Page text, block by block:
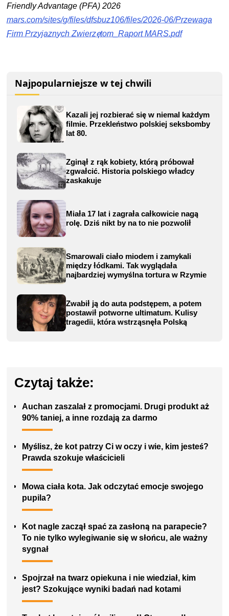
Friendly Advantage (PFA) 2026
mars.com/sites/g/files/dfsbuz106/files/2026-06/Przewaga
Firm Przyjaznych Zwierzętom_Raport MARS.pdf
Najpopularniejsze w tej chwili
Kazali jej rozbierać się w niemal każdym
filmie. Przekleństwo polskiej seksbomby
lat 80.
Zginął z rąk kobiety, którą próbował
zgwałcić. Historia polskiego władcy
zaskakuje
Miała 17 lat i zagrała całkowicie nagą
rolę. Dziś nikt by na to nie pozwolił
Smarowali ciało miodem i zamykali
między łódkami. Tak wyglądała
najbardziej wymyślna tortura w Rzymie
Zwabił ją do auta podstępem, a potem
postawił potworne ultimatum. Kulisy
tragedii, która wstrząsnęła Polską
Czytaj także:
Auchan zaszalał z promocjami. Drugi produkt aż
90% taniej, a inne rozdają za darmo
Myślisz, że kot patrzy Ci w oczy i wie, kim jesteś?
Prawda szokuje właścicieli
Mowa ciała kota. Jak odczytać emocje swojego
pupila?
Kot nagle zaczął spać za zasłoną na parapecie?
To nie tylko wylegiwanie się w słońcu, ale ważny
sygnał
Spojrzał na twarz opiekuna i nie wiedział, kim
jest? Szokujące wyniki badań nad kotami